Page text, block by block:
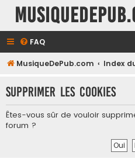
FAQ
MusiqueDePub.com Index
Supprimer les cookies
Êtes-vous sûr de vouloir
forum ?